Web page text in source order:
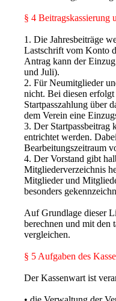
§ 4 Beitragskassierung
1. Die Jahresbeiträge
Lastschrift vom Konto
Antrag kann der
und Juli).
2. Für Neumitglieder
nicht. Bei diesen
Startpasszahlung über
dem Verein eine
3. Der Startpassbeitrag
entrichtet werden.
Bearbeitungszeitraum
4. Der Vorstand gibt
Mitgliederverzeichnis
Mitglieder und
besonders
Auf Grundlage dieser
berechnen und mit den
vergleichen.
§ 5 Aufgaben des
Der Kassenwart ist